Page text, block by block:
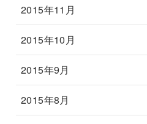
2015年11月
2015年10月
2015年9月
2015年8月